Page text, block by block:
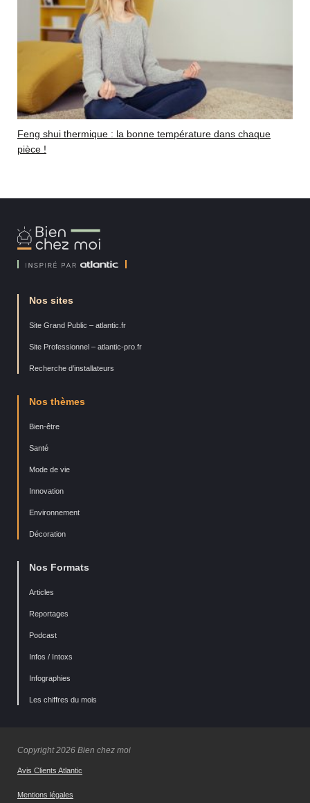
Feng shui thermique : la bonne température dans chaque
pièce !
Bien
Chez
Nos sites
Site Grand Public – atlantic.fr
Site Professionnel – atlantic-pro.fr
Recherche d’installateurs
Nos thèmes
Bien-être
Santé
Mode de vie
Innovation
Environnement
Décoration
Nos Formats
Articles
Reportages
Podcast
Infos / Intoxs
Infographies
Les chiffres du mois
Copyright 2026 Bien chez moi
Avis Clients Atlantic
Mentions légales